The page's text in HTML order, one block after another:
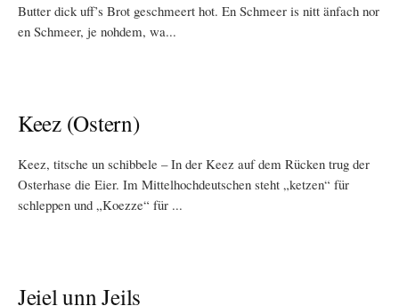
Butter dick uff’s Brot geschmeert hot. En Schmeer is nitt änfach nor
en Schmeer, je nohdem, wa...
Keez (Ostern)
Keez, titsche un schibbele – In der Keez auf dem Rücken trug der
Osterhase die Eier. Im Mittelhochdeutschen steht „ketzen“ für
schleppen und „Koezze“ für ...
Jeiel unn Jeils